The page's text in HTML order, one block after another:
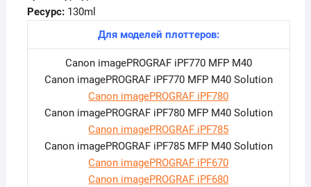
Ресурс: 130ml
Для моделей плоттеров:
Canon imagePROGRAF iPF770 MFP M40
Canon imagePROGRAF iPF770 MFP M40 Solution
Canon imagePROGRAF iPF780
Canon imagePROGRAF iPF780 MFP M40 Solution
Canon imagePROGRAF iPF785
Canon imagePROGRAF iPF785 MFP M40 Solution
Canon imagePROGRAF iPF670
Canon imagePROGRAF iPF680